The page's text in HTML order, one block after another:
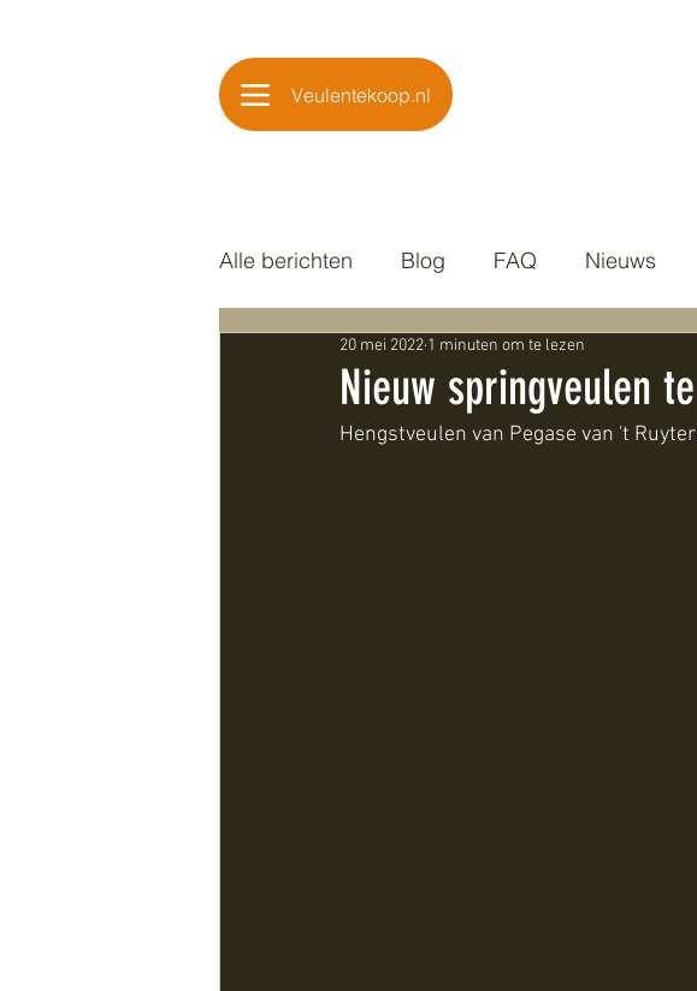
Veulentekoop.nl
Alle berichten Blog FAQ Nieuws
Nieuw springveulen
20 mei 2022 1 minuten om te lezen
Hengstveulen van Pegase van 't